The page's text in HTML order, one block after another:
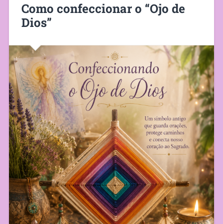
Como confeccionar o “Ojo de
Dios”